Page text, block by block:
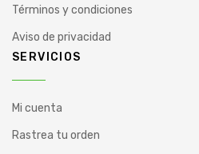
Términos y condiciones
Aviso de privacidad
SERVICIOS
Mi cuenta
Rastrea tu orden